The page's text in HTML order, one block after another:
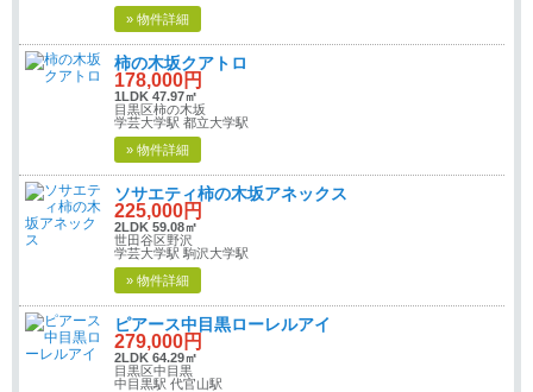
» 物件詳細
柿の木坂クアトロ
178,000円
1LDK 47.97㎡
目黒区柿の木坂
学芸大学駅 都立大学駅
» 物件詳細
ソサエティ柿の木坂アネックス
225,000円
2LDK 59.08㎡
世田谷区野沢
学芸大学駅 駒沢大学駅
» 物件詳細
ピアース中目黒ローレルアイ
279,000円
2LDK 64.29㎡
目黒区中目黒
中目黒駅 代官山駅